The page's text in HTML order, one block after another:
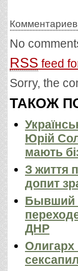
No
RSS feed
Sorry, the
ТАКОЖ
Юрій
мають
З життя
допит
Бывший
ДНР
Олигарх